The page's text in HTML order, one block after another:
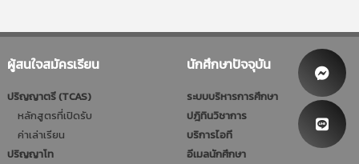
ผู้สนใจสมัครเรียน
ปริญญาตรี (TCAS)
หลักสูตรที่เปิดรับ
ค่าเล่าเรียน
ปริญญาโท
นักศึกษาปัจจุบัน
ระบบบริหารการศึกษา
ปฎิทินวิชาการ
บริการไอที
อีเมลนักศึกษา